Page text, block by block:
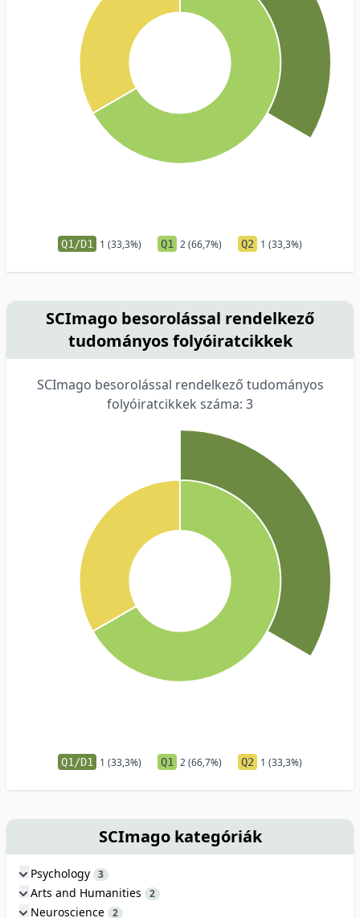
Q1/D1 1 (33,3%) Q1 2 (66,7%) Q2 1 (33,3%)
SCImago besorolással rendelkező
tudományos folyóiratcikkek
SCImago besorolással rendelkező tudományos
folyóiratcikkek száma: 3
Q1/D1 1 (33,3%) Q1 2 (66,7%) Q2 1 (33,3%)
SCImago kategóriák
Psychology 3
Arts and Humanities 2
Neuroscience 2